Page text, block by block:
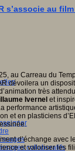
collaboratifs
s’associe au
au Carreau du
dévoilera un
très
Ivernel et
performance
et en plasticiens
d’échange avec
et valoriser les